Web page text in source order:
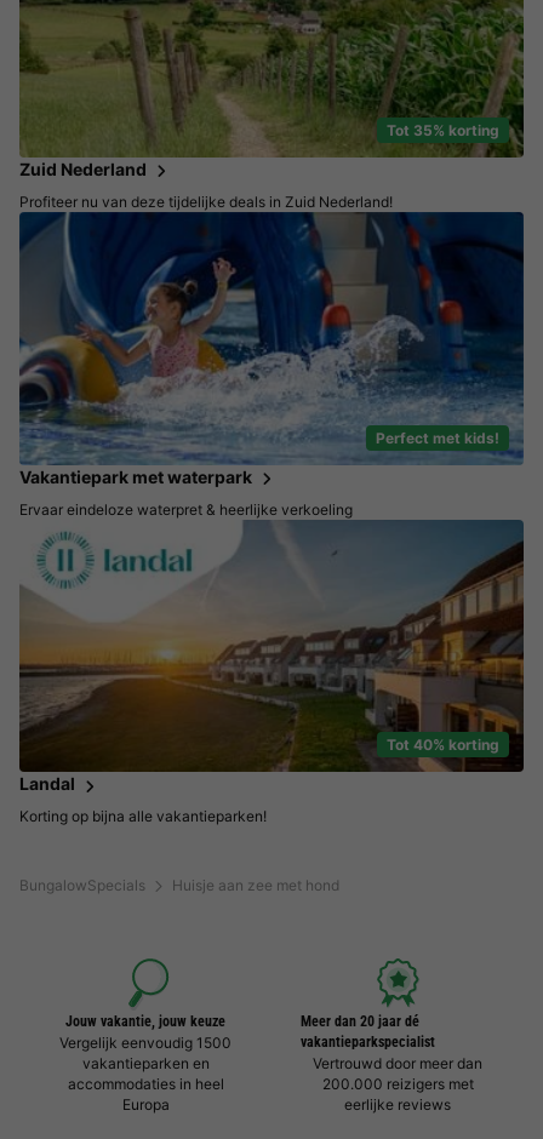
BungalowSpecials Huisje aan zee met hond
Tot 35% korting
Zuid Nederland
Profiteer nu van deze tijdelijke deals in Zuid Nederland!
Perfect met kids!
Vakantiepark met waterpark
Ervaar eindeloze waterpret & heerlijke verkoeling
Tot 40% korting
Landal
Korting op bijna alle vakantieparken!
Jouw vakantie, jouw keuze
Vergelijk eenvoudig 1500
vakantieparken en
accommodaties in heel
Europa
Meer dan 20 jaar dé
vakantieparkspecialist
Vertrouwd door meer dan
200.000 reizigers met
eerlijke reviews